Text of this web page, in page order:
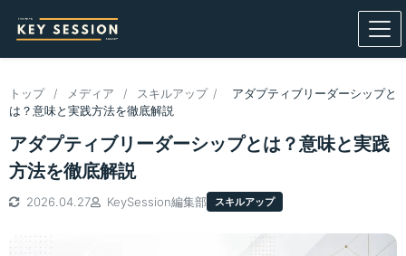
トップ / メディア / スキルアップ /
アダプティブリーダーシップと
は？意味と実践方法を徹底解説
アダプティブリーダーシップとは？意味と実践
方法を徹底解説
2026.04.27 KeySession編集部 スキルアップ